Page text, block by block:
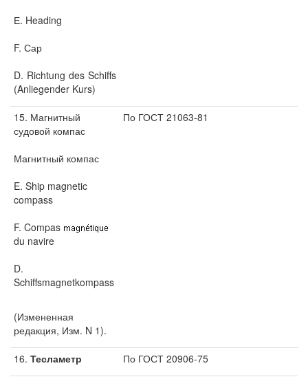
Е. Heading
F. Сар
D. Richtung des Schiffs
(Anliegender Kurs)
15. Магнитный
судовой компас
Магнитный компас
E. Ship magnetic
compass
F. Compas
du navire
D.
Schiffsmagnetkompass
(Измененная
редакция, Изм. N 1).
По ГОСТ 21063-81
16. Тесламетр По ГОСТ 20906-75